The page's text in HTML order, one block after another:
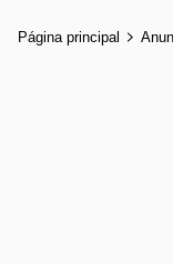
Página principal